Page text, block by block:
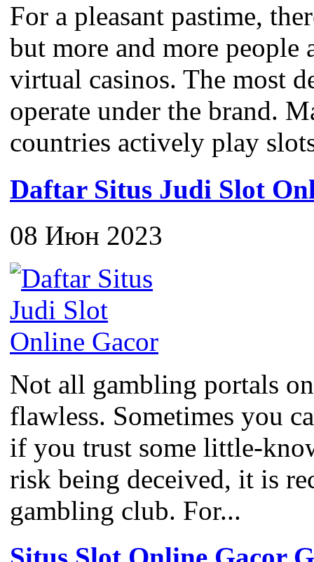
For a pleasant pastime,
but more and more people
virtual casinos. The most
operate under the brand.
countries actively play
Daftar Situs Judi Slot
08 Июн 2023
Not all gambling portals
flawless. Sometimes you
if you trust some little-
risk being deceived, it is
gambling club. For...